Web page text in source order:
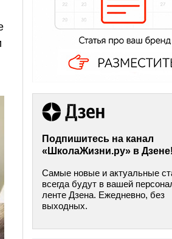
Подпишитесь на канал
«ШколаЖизни.ру» в Дзене!
Самые новые и актуальные
всегда будут в вашей
ленте Дзена. Ежедневно, без
выходных.